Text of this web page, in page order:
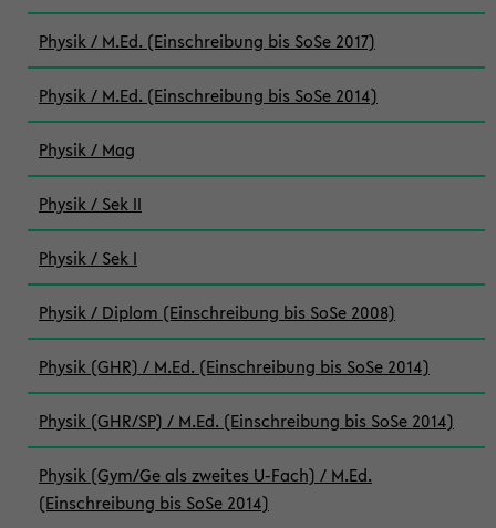
Physik / M.Ed. (Einschreibung bis SoSe 2017)
Physik / M.Ed. (Einschreibung bis SoSe 2014)
Physik / Mag
Physik / Sek II
Physik / Sek I
Physik / Diplom (Einschreibung bis SoSe 2008)
Physik (GHR) / M.Ed. (Einschreibung bis SoSe 2014)
Physik (GHR/SP) / M.Ed. (Einschreibung bis SoSe 2014)
Physik (Gym/Ge als zweites U-Fach) / M.Ed.
(Einschreibung bis SoSe 2014)